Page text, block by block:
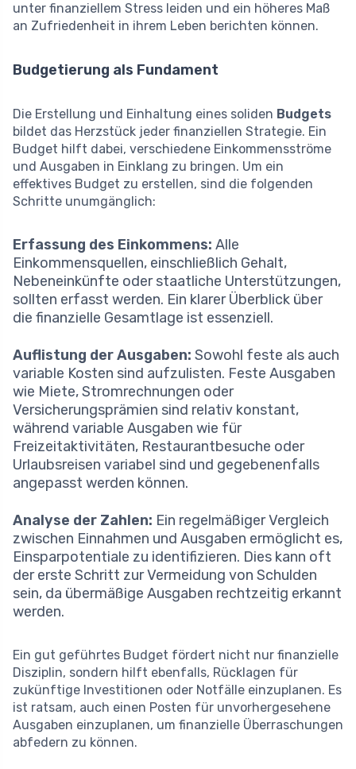
unter finanziellem Stress leiden und ein höheres Maß
an Zufriedenheit in ihrem Leben berichten können.
Budgetierung als Fundament
Die Erstellung und Einhaltung eines soliden Budgets
bildet das Herzstück jeder finanziellen Strategie. Ein
Budget hilft dabei, verschiedene Einkommensströme
und Ausgaben in Einklang zu bringen. Um ein
effektives Budget zu erstellen, sind die folgenden
Schritte unumgänglich:
Erfassung des Einkommens: Alle
Einkommensquellen, einschließlich Gehalt,
Nebeneinkünfte oder staatliche Unterstützungen,
sollten erfasst werden. Ein klarer Überblick über
die finanzielle Gesamtlage ist essenziell.
Auflistung der Ausgaben: Sowohl feste als auch
variable Kosten sind aufzulisten. Feste Ausgaben
wie Miete, Stromrechnungen oder
Versicherungsprämien sind relativ konstant,
während variable Ausgaben wie für
Freizeitaktivitäten, Restaurantbesuche oder
Urlaubsreisen variabel sind und gegebenenfalls
angepasst werden können.
Analyse der Zahlen: Ein regelmäßiger Vergleich
zwischen Einnahmen und Ausgaben ermöglicht es,
Einsparpotentiale zu identifizieren. Dies kann oft
der erste Schritt zur Vermeidung von Schulden
sein, da übermäßige Ausgaben rechtzeitig erkannt
werden.
Ein gut geführtes Budget fördert nicht nur finanzielle
Disziplin, sondern hilft ebenfalls, Rücklagen für
zukünftige Investitionen oder Notfälle einzuplanen. Es
ist ratsam, auch einen Posten für unvorhergesehene
Ausgaben einzuplanen, um finanzielle Überraschungen
abfedern zu können.